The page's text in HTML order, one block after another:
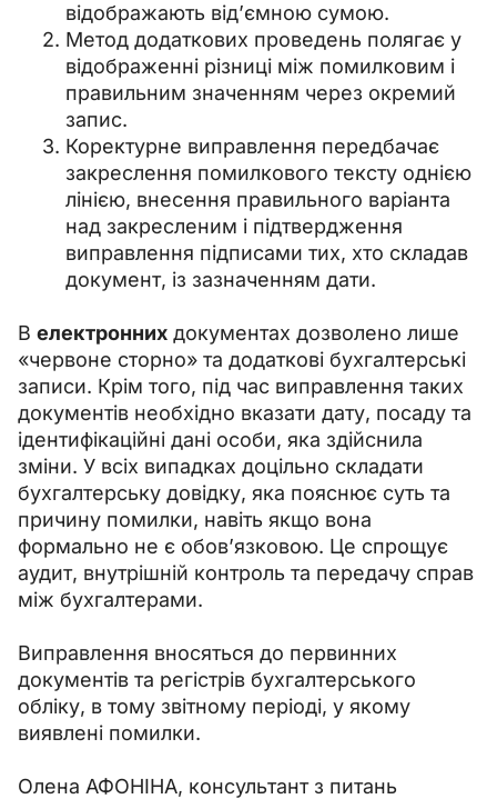
відображають від’ємною сумою.
Метод додаткових проведень полягає у
відображенні різниці між помилковим і
правильним значенням через окремий
запис.
Коректурне виправлення передбачає
закреслення помилкового тексту однією
лінією, внесення правильного варіанта
над закресленим і підтвердження
виправлення підписами тих, хто складав
документ, із зазначенням дати.
В електронних документах дозволено лише
«червоне сторно» та додаткові бухгалтерські
записи. Крім того, під час виправлення таких
документів необхідно вказати дату, посаду та
ідентифікаційні дані особи, яка здійснила
зміни. У всіх випадках доцільно складати
бухгалтерську довідку, яка пояснює суть та
причину помилки, навіть якщо вона
формально не є обов’язковою. Це спрощує
аудит, внутрішній контроль та передачу справ
між бухгалтерами.
Виправлення вносяться до первинних
документів та регістрів бухгалтерського
обліку, в тому звітному періоді, у якому
виявлені помилки.
Олена АФОНІНА, консультант з питань